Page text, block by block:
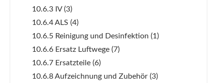
10.6.3 IV(3)
10.6.4 ALS (4)
10.6.5 Reinigung und Desinfektion (1)
10.6.6 Ersatz Luftwege (7)
10.6.7 Ersatzteile (6)
10.6.8 Aufzeichnung und Zubehör (3)